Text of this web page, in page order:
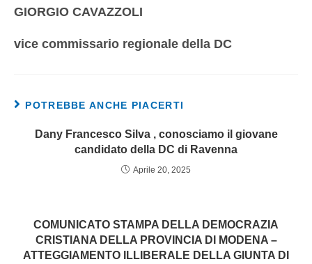
GIORGIO CAVAZZOLI
vice commissario regionale della DC
POTREBBE ANCHE PIACERTI
Dany Francesco Silva , conosciamo il giovane
candidato della DC di Ravenna
Aprile 20, 2025
COMUNICATO STAMPA DELLA DEMOCRAZIA
CRISTIANA DELLA PROVINCIA DI MODENA –
ATTEGGIAMENTO ILLIBERALE DELLA GIUNTA DI